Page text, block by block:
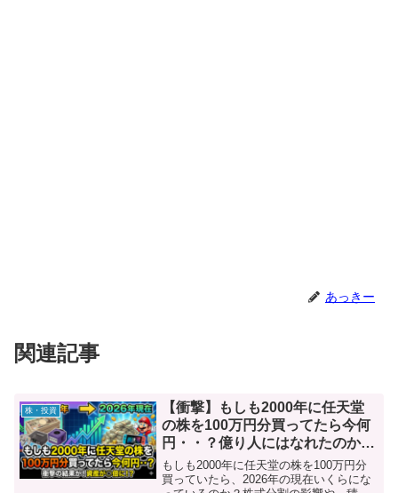
あっきー
関連記事
株・投資
【衝撃】もしも2000年に任天堂
の株を100万円分買ってたら今何
円・・？億り人にはなれたのか徹
底検証
もしも2000年に任天堂の株を100万円分
買っていたら、2026年の現在いくらにな